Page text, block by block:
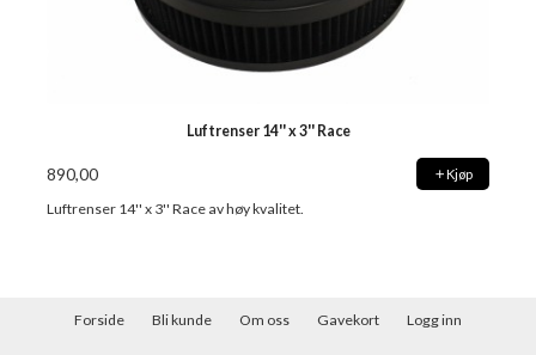
Luftrenser 14'' x 3'' Race
890,00 Kjøp
Luftrenser 14'' x 3'' Race av høy kvalitet.
Forside Bli kunde Om oss Gavekort Logg inn